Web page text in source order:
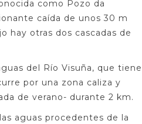
como Pozo da
caída de unos 30 m
hay otras dos cascadas de
del Río Visuña, que tiene
por una zona caliza y
de verano- durante 2 km.
aguas procedentes de la